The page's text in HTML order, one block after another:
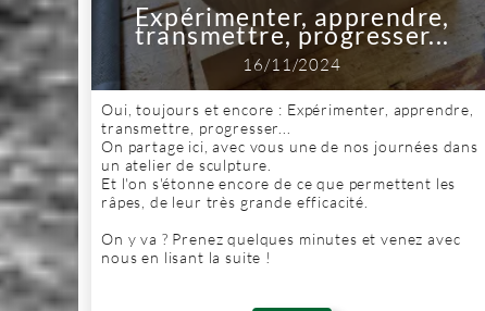
Expérimenter, apprendre,
transmettre, progresser...
16/11/2024
Oui, toujours et encore : Expérimenter, apprendre,
transmettre, progresser...
On partage ici, avec vous une de nos journées dans
un atelier de sculpture.
Et l'on s'étonne encore de ce que permettent les
râpes, de leur très grande efficacité.
On y va ? Prenez quelques minutes et venez avec
nous en lisant la suite !